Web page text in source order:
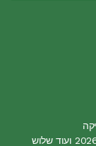
סרטי השבוע בטלוויזיה: הלהיט הגדול הראשון של 2026 ועוד שלוש